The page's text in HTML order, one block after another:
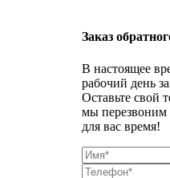
Заказ
В настоящее
рабочий день
Оставьте свой
мы перезвоним
для вас время!